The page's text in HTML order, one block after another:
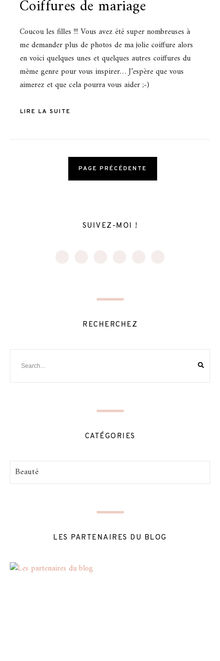
Coiffures de mariage
Coucou les filles !!! Vous avez été super nombreuses à
me demander plus de photos de ma jolie coiffure alors
en voici quelques unes et quelques autres coiffures du
même genre pour vous inspirer… J’espère que vous
aimerez et que cela pourra vous aider ;-)
LIRE LA SUITE
PAGE PRÉCÉDENTE
SUIVEZ-MOI !
RECHERCHEZ
CATÉGORIES
Catégories
LES PARTENAIRES DU BLOG